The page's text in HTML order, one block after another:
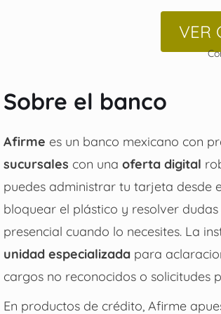
VER
Sobre el banco
Afirme es un banco mexicano con
sucursales con una oferta digital
puedes administrar tu tarjeta desde
bloquear el plástico y resolver
presencial cuando lo necesites. La
unidad especializada para
cargos no reconocidos o solicitudes
En productos de crédito, Afirme